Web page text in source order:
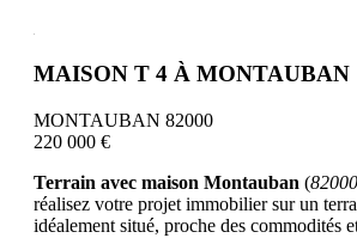
MAISON T 4 À MONTAUBAN
MONTAUBAN 82000
220 000 €
Terrain avec maison Montauban (82000
réalisez votre projet immobilier sur un
idéalement situé, proche des commodités